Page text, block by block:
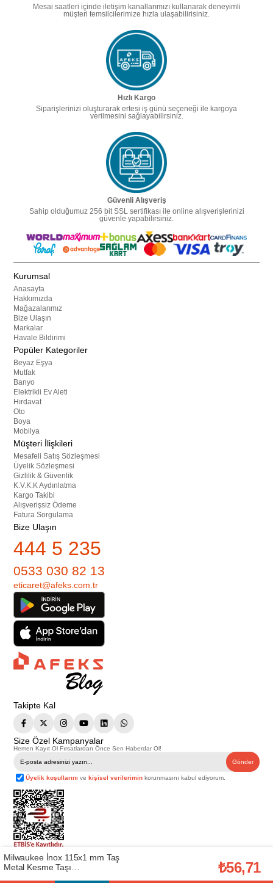
Mesai saatleri içinde iletişim kanallarımızı kullanarak deneyimli
müşteri temsilcilerimize hızla ulaşabilirisiniz.
Hızlı Kargo
Siparişlerinizi oluşturarak ertesi iş günü seçeneği ile kargoya
verilmesini sağlayabilirsiniz.
Güvenli Alışveriş
Sahip olduğumuz 256 bit SSL sertifikası ile online alışverişlerinizi
güvenle yapabilirsiniz.
Kurumsal
Anasayfa
Hakkımızda
Mağazalarımız
Bize Ulaşın
Markalar
Havale Bildirimi
Popüler Kategoriler
Beyaz Eşya
Mutfak
Banyo
Elektrikli Ev Aleti
Hırdavat
Oto
Boya
Mobilya
Müşteri İlişkileri
Mesafeli Satış Sözleşmesi
Üyelik Sözleşmesi
Gizlilik & Güvenlik
K.V.K.K Aydınlatma
Kargo Takibi
Alışverişsiz Ödeme
Fatura Sorgulama
Bize Ulaşın
444 5 235
0533 030 82 13
eticaret@afeks.com.tr
Takipte Kal
Size Özel Kampanyalar
Hemen Kayıt Ol Fırsatlardan Önce Sen Haberdar Ol!
Gönder
Üyelik koşullarını vekişisel verilerimin korunmasını kabul ediyorum.
Telif Hakkı © 2026Afeks Yapı Market
. Tüm hakları saklıdır.
Bu web sitesindeki tüm ürünler ticari amaçlıdır. Web sitemizde yer alan
görsel ve yazılı içerikler firmamıza ait olup, firmamızın yazılı izni alınmadan
Milwaukee İnox 115x1 mm Taş
Metal Kesme Taşı
₺56,71